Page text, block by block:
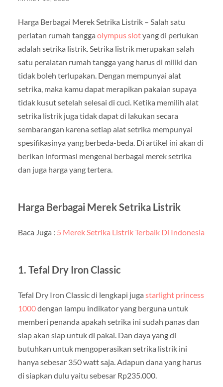
Harga Berbagai Merek Setrika Listrik – Salah satu
perlatan rumah tangga olympus slotyang di perlukan
adalah setrika listrik. Setrika listrik merupakan salah
satu peralatan rumah tangga yang harus di miliki dan
tidak boleh terlupakan. Dengan mempunyai alat
setrika, maka kamu dapat merapikan pakaian supaya
tidak kusut setelah selesai di cuci. Ketika memilih alat
setrika listrik juga tidak dapat di lakukan secara
sembarangan karena setiap alat setrika mempunyai
spesifikasinya yang berbeda-beda. Di artikel ini akan di
berikan informasi mengenai berbagai merek setrika
dan juga harga yang tertera.
Harga Berbagai Merek Setrika Listrik
Baca Juga : 5 Merek Setrika Listrik Terbaik Di Indonesia
1. Tefal Dry Iron Classic
Tefal Dry Iron Classic di lengkapi juga starlight princess
1000dengan lampu indikator yang berguna untuk
memberi penanda apakah setrika ini sudah panas dan
siap akan siap untuk di pakai. Dan daya yang di
butuhkan untuk mengoperasikan setrika listrik ini
hanya sebesar 350 watt saja. Adapun dana yang harus
di siapkan dulu yaitu sebesar Rp235.000.